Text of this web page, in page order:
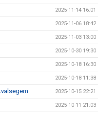
2025-11-14 16:01
2025-11-06 18:42
2025-11-03 13:00
2025-10-30 19:30
2025-10-18 16:30
2025-10-18 11:38
2025-10-15 22:21
2025-10-11 21:03